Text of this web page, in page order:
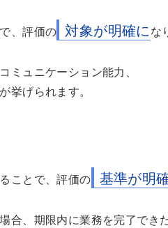
、評価の 対象が明確にな
ミュニケーション能力、
挙げられます。
ことで、評価の 基準が明
合、期限内に業務を完了でき